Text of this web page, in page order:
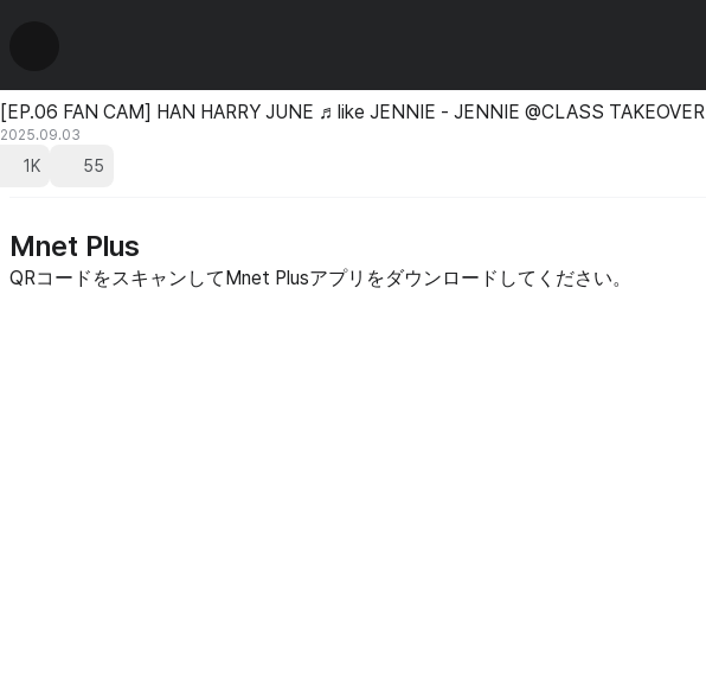
[EP.06 FAN CAM] HAN HARRY JUNE ♬like JENNIE - JENNIE @CLASS TAKEOVER
2025.09.03
1K 55
Mnet Plus
QRコードをスキャンしてMnet Plusアプリをダウンロードしてください。